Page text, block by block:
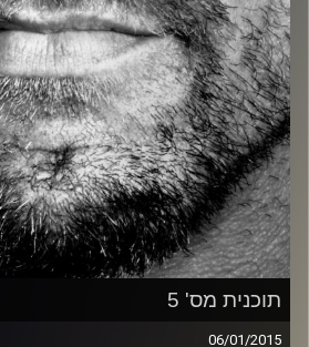
תוכנית מס' 5
06/01/2015